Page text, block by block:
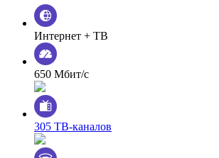
Интернет + ТВ
650 Мбит/с
305 ТВ-каналов